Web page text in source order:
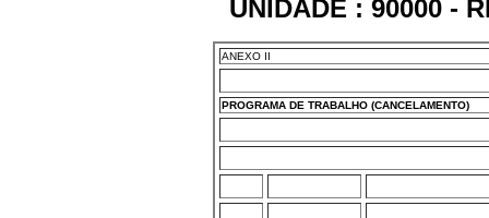
UNIDADE : 90000 -
ANEXO II
PROGRAMA DE TRABALHO (CANCELAMENTO)